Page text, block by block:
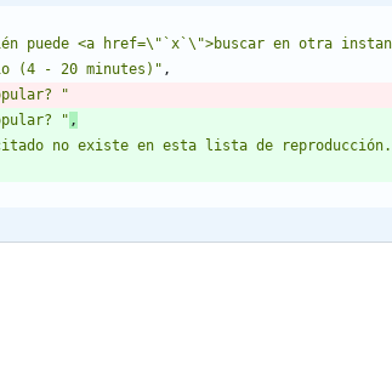
puede <a href=\"`x`\">buscar en otra
(4 - 20 minutes)" ,
"
" ,
no existe en esta lista de